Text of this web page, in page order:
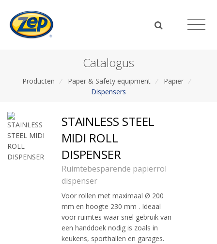
Catalogus
Producten / Paper & Safety equipment / Papier /
Dispensers
STAINLESS STEEL
MIDI ROLL
DISPENSER
Ruimtebesparende papierrol
dispenser
Voor rollen met maximaal Ø 200
mm en hoogte 230 mm . Ideaal
voor ruimtes waar snel gebruik van
een handdoek nodig is zoals in
keukens, sporthallen en garages.